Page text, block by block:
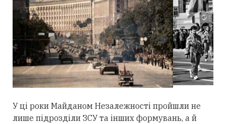
У ці роки Майданом Незалежності пройшли не
лише підрозділи ЗСУ та інших формувань, а й